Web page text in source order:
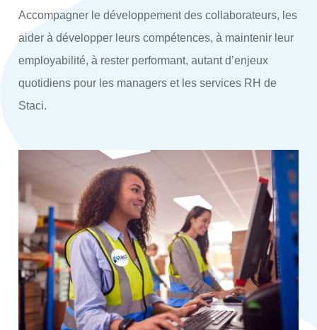
Accompagner le développement des collaborateurs, les
aider à développer leurs compétences, à maintenir leur
employabilité, à rester performant, autant d’enjeux
quotidiens pour les managers et les services RH de
Staci.